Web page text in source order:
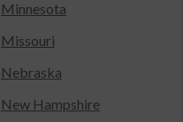
Minnesota
Missouri
Nebraska
New Hampshire